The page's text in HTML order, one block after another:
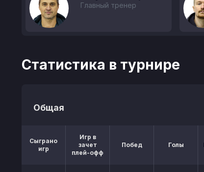
Главный тренер
Статистика в турнире
Общая
Сыграно
игр
Игр в
зачет
плей-офф
Побед Голы